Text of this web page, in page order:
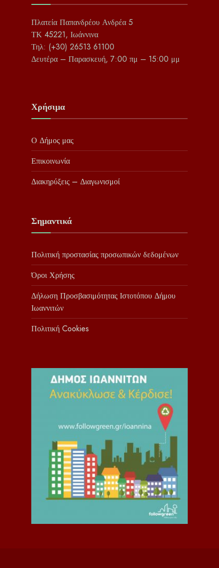
Πλατεία Παπανδρέου Ανδρέα 5
ΤΚ 45221, Ιωάννινα
Τηλ: (+30) 26513 61100
Δευτέρα – Παρασκευή, 7:00 πμ – 15:00 μμ
Χρήσιμα
Ο Δήμος μας
Επικοινωνία
Διακηρύξεις – Διαγωνισμοί
Σημαντικά
Πολιτική προστασίας προσωπικών δεδομένων
Όροι Χρήσης
Δήλωση Προσβασιμότητας Ιστοτόπου Δήμου
Ιωαννιτών
Πολιτική Cookies